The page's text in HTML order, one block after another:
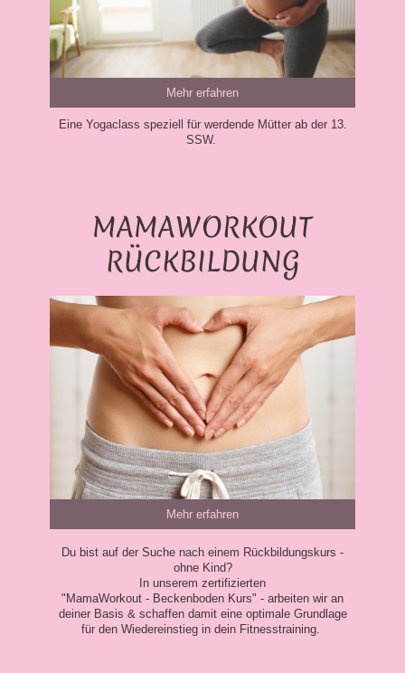
Mehr erfahren
Eine Yogaclass speziell für werdende Mütter ab der 13.
SSW.
MAMAWORKOUT
RÜCKBILDUNG
Mehr erfahren
Du bist auf der Suche nach einem Rückbildungskurs -
ohne Kind?
In unserem zertifizierten
"MamaWorkout - Beckenboden Kurs" - arbeiten wir an
deiner Basis & schaffen damit eine optimale Grundlage
für den Wiedereinstieg in dein Fitnesstraining.